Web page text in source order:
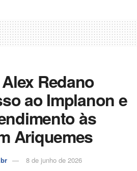
s
A
p
e
dI
n
a
d
s
bl
r
gr
a
m
p
ar
til
Redano
ao Implanon e
às
Ariquemes
8 de junho de 2026